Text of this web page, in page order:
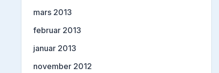
mars 2013
februar 2013
januar 2013
november 2012